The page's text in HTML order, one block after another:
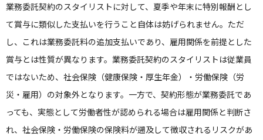
業務委託契約のスタイリストに対して、夏季や年末に特別報酬とし
て賞与に類似した支払いを行うこと自体は妨げられません。ただ
し、これは業務委託料の追加支払いであり、雇用関係を前提とした
賞与とは性質が異なります。業務委託契約のスタイリストは従業員
ではないため、社会保険（健康保険・厚生年金）・労働保険（労
災・雇用）の対象外となります。一方で、契約形態が業務委託であ
っても、実態として労働者性が認められる場合は雇用関係と判断さ
れ、社会保険・労働保険の保険料が遡及して徴収されるリスクがあ